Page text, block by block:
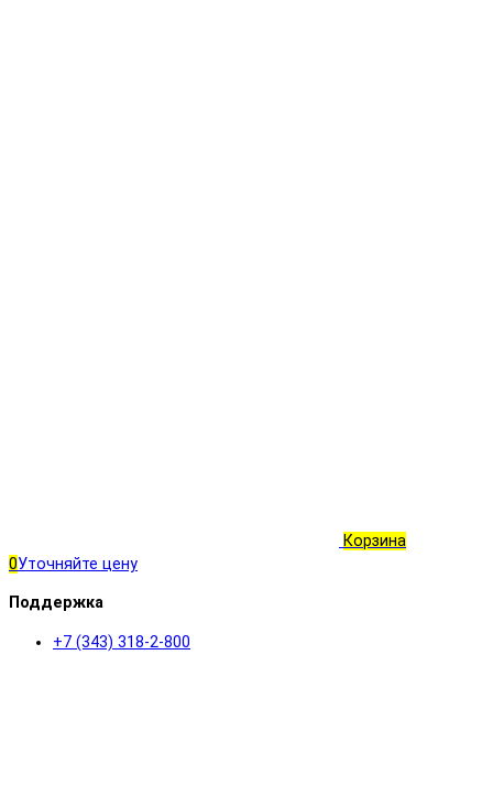
Корзина
0Уточняйте цену
Поддержка
+7 (343) 318-2-800